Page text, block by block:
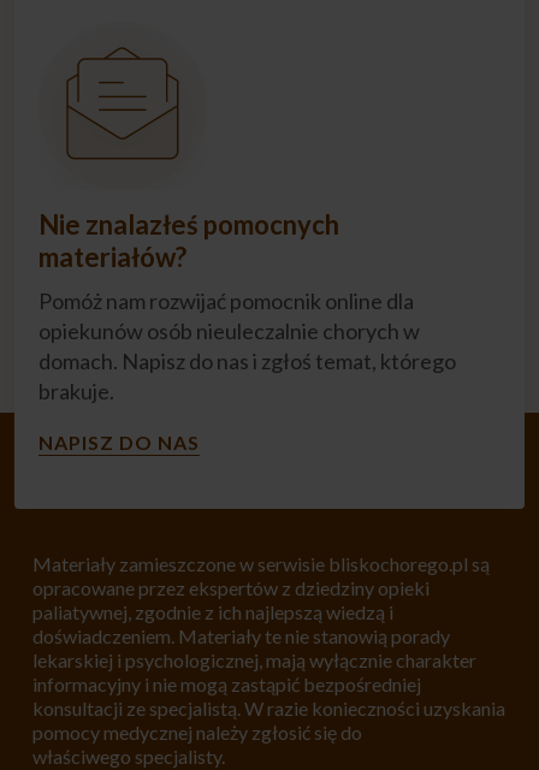
Nie znalazłeś pomocnych
materiałów?
Pomóż nam rozwijać pomocnik online dla
opiekunów osób nieuleczalnie chorych w
domach. Napisz do nas i zgłoś temat, którego
brakuje.
NAPISZ DO NAS
Materiały zamieszczone w serwisie bliskochorego.pl są
opracowane przez ekspertów z dziedziny opieki
paliatywnej, zgodnie z ich najlepszą wiedzą i
doświadczeniem. Materiały te nie stanowią porady
lekarskiej i psychologicznej, mają wyłącznie charakter
informacyjny i nie mogą zastąpić bezpośredniej
konsultacji ze specjalistą. W razie konieczności uzyskania
pomocy medycznej należy zgłosić się do
właściwego specjalisty.